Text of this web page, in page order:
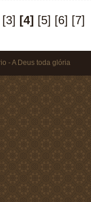
[3] [4] [5] [6] [7]
- A Deus toda glória